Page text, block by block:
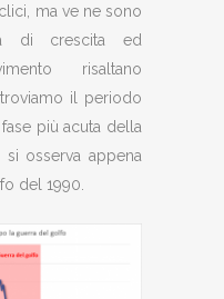
ma ve ne sono
di crescita ed
risaltano
il periodo
più acuta della
osserva appena
del 1990.